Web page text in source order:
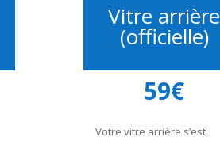
Vitre arrière
(officielle)
59€
Votre vitre arrière s’est